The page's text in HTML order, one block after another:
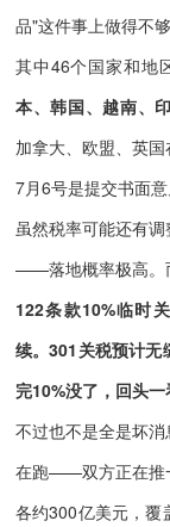
品"这件事上做得不
其中46个国家和地
本、韩国、越南、
加拿大、欧盟、英国
7月6号是提交书面意
虽然税率可能还有
——落地概率极高。
122条款10%临时
续。301关税预计无
完10%没了，回头
不过也不是全是坏
在跑——双方正在推
各约300亿美元，覆